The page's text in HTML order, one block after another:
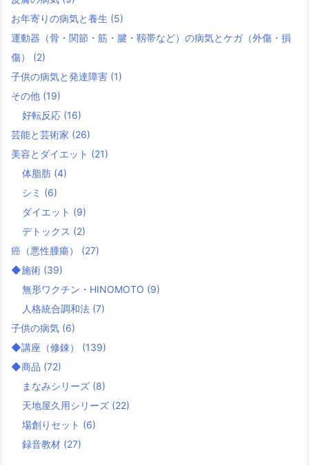
お年寄りの病気と養生 (5)
運動器（骨・関節・筋・腱・靱帯など）の病気とケガ（外傷・損
傷） (2)
子供の病気と発達障害 (1)
その他 (19)
好転反応 (16)
芸能と芸術家 (26)
美容とダイエット (21)
体脂肪 (4)
シミ (6)
ダイエット (9)
デトックス (2)
癌（悪性腫瘍） (27)
◆施術 (39)
無形ワクチン・HINOMOTO (9)
人格統合調和法 (7)
子供の病気 (6)
◆講座（修錬） (139)
◆商品 (72)
まなみシリーズ (8)
天地屋久用シリーズ (22)
場創りセット (6)
録音教材 (27)